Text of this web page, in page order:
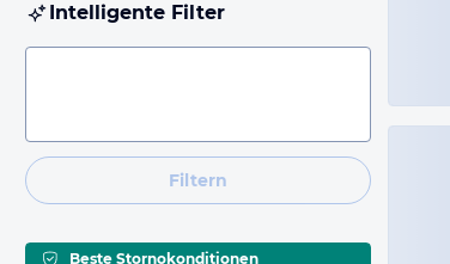
Intelligente Filter
Filtern
Beste Stornokonditionen